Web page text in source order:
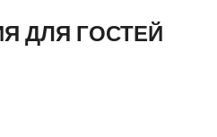
ДЛЯ ГОСТЕЙ